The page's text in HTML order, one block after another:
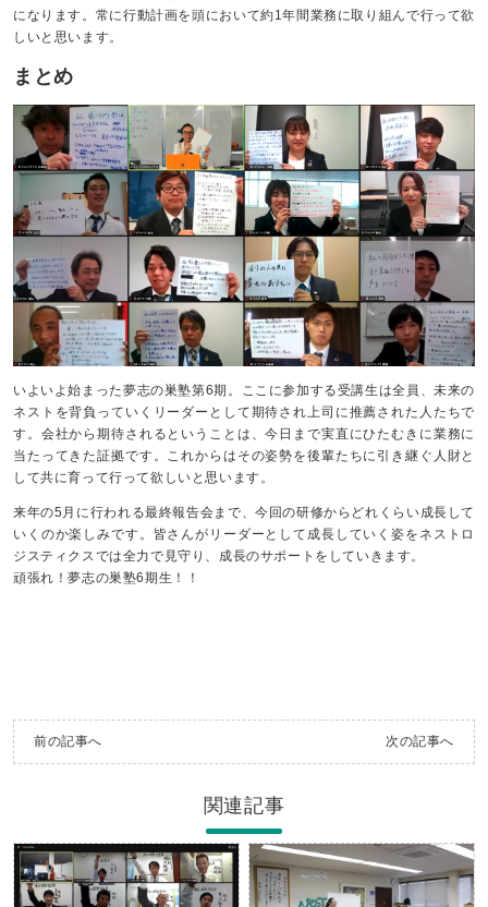
になります。常に行動計画を頭において約1年間業務に取り組んで行って欲
しいと思います。
まとめ
いよいよ始まった夢志の巣塾第6期。ここに参加する受講生は全員、未来の
ネストを背負っていくリーダーとして期待され上司に推薦された人たちで
す。会社から期待されるということは、今日まで実直にひたむきに業務に
当たってきた証拠です。これからはその姿勢を後輩たちに引き継ぐ人財と
して共に育って行って欲しいと思います。
来年の5月に行われる最終報告会まで、今回の研修からどれくらい成長して
いくのか楽しみです。皆さんがリーダーとして成長していく姿をネストロ
ジスティクスでは全力で見守り、成長のサポートをしていきます。
頑張れ！夢志の巣塾6期生！！
前の記事へ 次の記事へ
関連記事